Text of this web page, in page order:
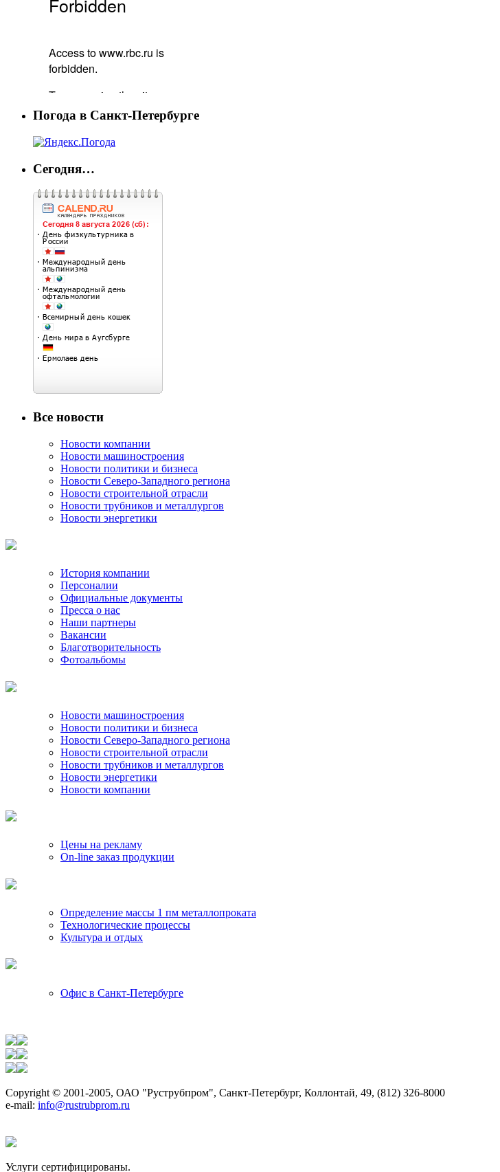
Погода в Санкт-Петербурге
Сегодня…
Все новости
Новости компании
Новости машиностроения
Новости политики и бизнеса
Новости Северо-Западного региона
Новости строительной отрасли
Новости трубников и металлургов
Новости энергетики
История компании
Персоналии
Официальные документы
Пресса о нас
Наши партнеры
Вакансии
Благотворительность
Фотоальбомы
Новости машиностроения
Новости политики и бизнеса
Новости Северо-Западного региона
Новости строительной отрасли
Новости трубников и металлургов
Новости энергетики
Новости компании
Цены на рекламу
On-line заказ продукции
Определение массы 1 пм металлопроката
Технологические процессы
Культура и отдых
Офис в Санкт-Петербурге
Copyright © 2001-2005, ОАО "Руструбпром", Санкт-Петербург, Коллонтай, 49, (812) 326-8000
е-mail: info@rustrubprom.ru
Услуги сертифицированы.